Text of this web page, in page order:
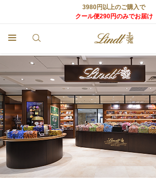
3980円以上のご購入で
クール便290円のみでお届け